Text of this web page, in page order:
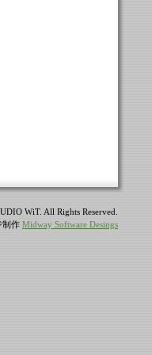
WiT. All Rights Reserved.
制作 Midway Software Desings